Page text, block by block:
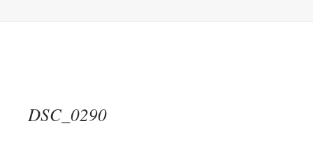
DSC_0290